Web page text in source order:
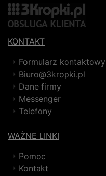
KONTAKT
Formularz kontaktowy
Biuro@3kropki.pl
Dane firmy
Messenger
Telefony
WAŻNE LINKI
Pomoc
Kontakt